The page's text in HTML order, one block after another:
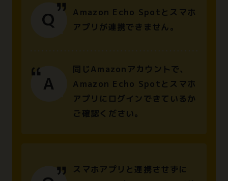
Amazon Echo Spotとスマホ
アプリが連携できません。
同じAmazonアカウントで、
Amazon Echo Spotとスマホ
アプリにログインできているか
ご確認ください。
スマホアプリと連携させずに